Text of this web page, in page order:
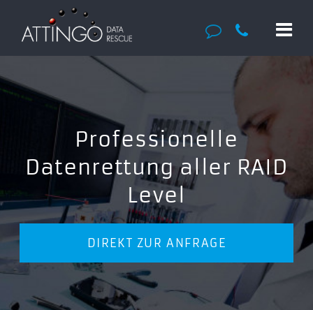
Professionelle
Datenrettung aller RAID
Level
DIREKT ZUR ANFRAGE